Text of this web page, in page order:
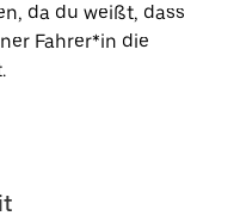
da du weißt, dass
Fahrer*in die